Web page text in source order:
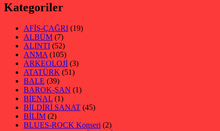
Kategoriler
AFİŞ-ÇAĞRI (19)
ALBÜM (7)
ALINTI (52)
ANMA (105)
ARKEOLOJİ (3)
ATATÜRK (51)
BALE (39)
BAROK-ŞAN (1)
BİENAL (1)
BİLDİRİ SANAT (45)
BİLİM (2)
BLUES-ROCK Konseri (2)